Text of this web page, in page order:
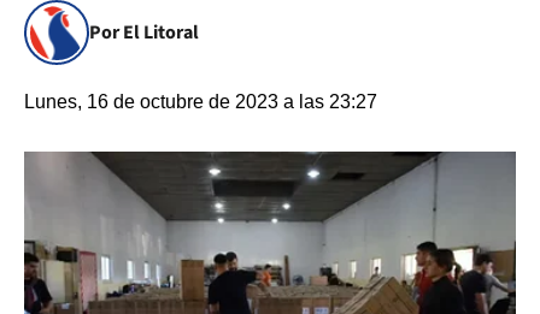
Por El Litoral
Lunes, 16 de octubre de 2023 a las 23:27